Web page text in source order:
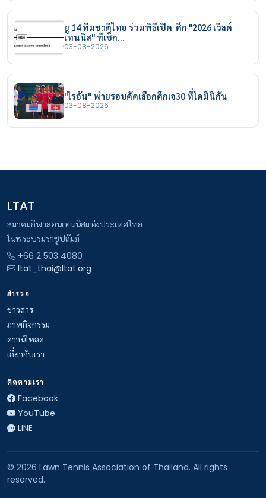
ยู 14 ทีมชาติไทย ร่วมพิธีเปิด ศึก "2026 เวิลด์
เทนนิส" ที่เช็ก…
03-08-2026
"ไรอัน" พ่ายรอบคัดเลือกศึกเจ30 ที่โดมินิกัน
03-08-2026
LTAT
สมาคมกีฬาลอนเทนนิสแห่งประเทศไทย
ในพระบรมราชูปถัมภ์
+66 2 503 4080
ltat_thai@ltat.org
สำรวจ
ข่าวสาร
ภาพกิจกรรม
ดาวน์โหลด
เกี่ยวกับเรา
ติดตามเรา
Facebook
YouTube
LINE
© 2026 Lawn Tennis Association of Thailand. All rights
reserved.